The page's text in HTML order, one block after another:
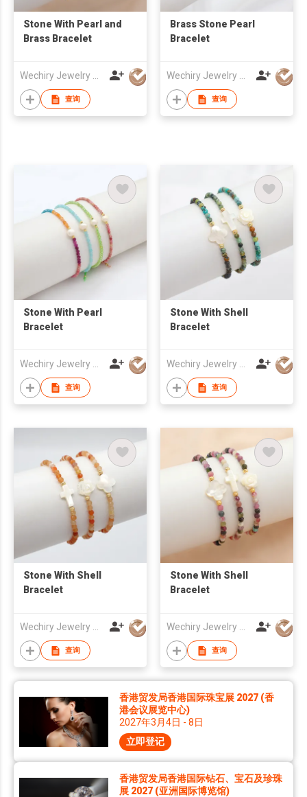
Stone With Pearl and
Brass Bracelet
查询
Brass Stone Pearl
Bracelet
查询
Stone With Pearl
Bracelet
查询
Stone With Shell
Bracelet
查询
Stone With Shell
Bracelet
Wechiry Jewelry Co.,LTd
查询
Stone With Shell
Bracelet
Wechiry Jewelry Co.,LTd
查询
香港贸发局香港国际珠宝展 2027 (香
港会议展览中心)
2027年3月4日 - 8日
立即登记
香港贸发局香港国际钻石、宝石及珍珠
展 2027 (亚洲国际博览馆)